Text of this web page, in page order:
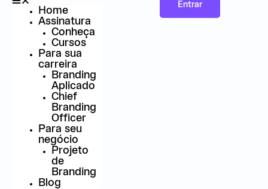
Home
Assinatura
Conheça
Cursos
Para sua
carreira
Branding
Aplicado
Chief
Branding
Officer
Para seu
negócio
Projeto
de
Branding
Blog
Entrar